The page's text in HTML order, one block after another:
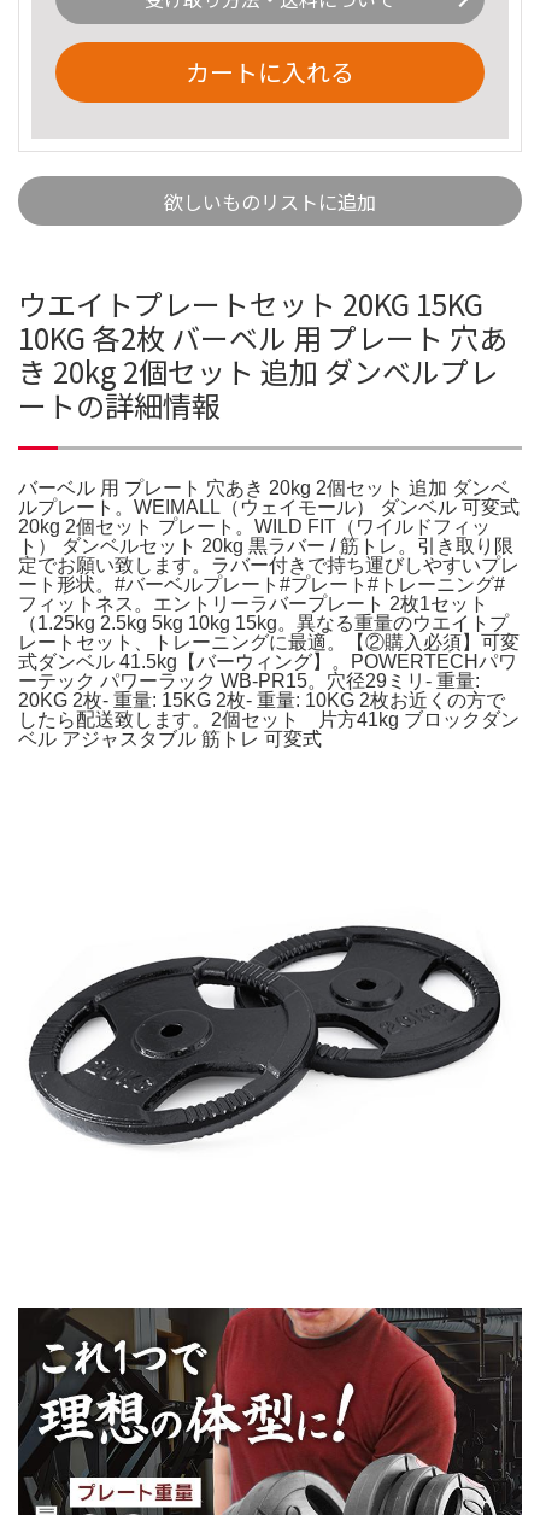
カートに入れる
欲しいものリストに追加
ウエイトプレートセット 20KG 15KG
10KG 各2枚 バーベル 用 プレート 穴あ
き 20kg 2個セット 追加 ダンベルプレ
ートの詳細情報
バーベル 用 プレート 穴あき 20kg 2個セット 追加 ダンベ
ルプレート。WEIMALL（ウェイモール） ダンベル 可変式
20kg 2個セット プレート。WILD FIT（ワイルドフィッ
ト） ダンベルセット 20kg 黒ラバー / 筋トレ。引き取り限
定でお願い致します。ラバー付きで持ち運びしやすいプレ
ート形状。#バーベルプレート#プレート#トレーニング#
フィットネス。エントリーラバープレート 2枚1セット
（1.25kg 2.5kg 5kg 10kg 15kg。異なる重量のウエイトプ
レートセット、トレーニングに最適。【②購入必須】可変
式ダンベル 41.5kg【バーウィング】。POWERTECHパワ
ーテック パワーラック WB-PR15。穴径29ミリ- 重量:
20KG 2枚- 重量: 15KG 2枚- 重量: 10KG 2枚お近くの方で
したら配送致します。2個セット 片方41kg ブロックダン
ベル アジャスタブル 筋トレ 可変式